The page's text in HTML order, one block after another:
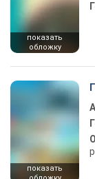
показать
обложку
показать